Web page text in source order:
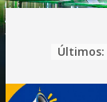
Pular
conteúdo
Últimos: